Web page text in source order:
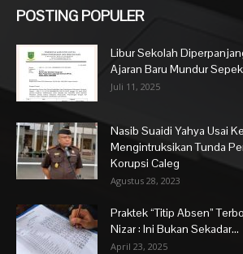
POSTING POPULER
Libur Sekolah
Ajaran Baru Mundur
Juli 11, 2025
Nasib Suaidi Yahya Usai
Mengintruksikan Tunda
Korupsi Caleg
Agustus 28, 2023
Praktek “Titip Absen”
Nizar : Ini Bukan Sekadar...
April 23, 2025